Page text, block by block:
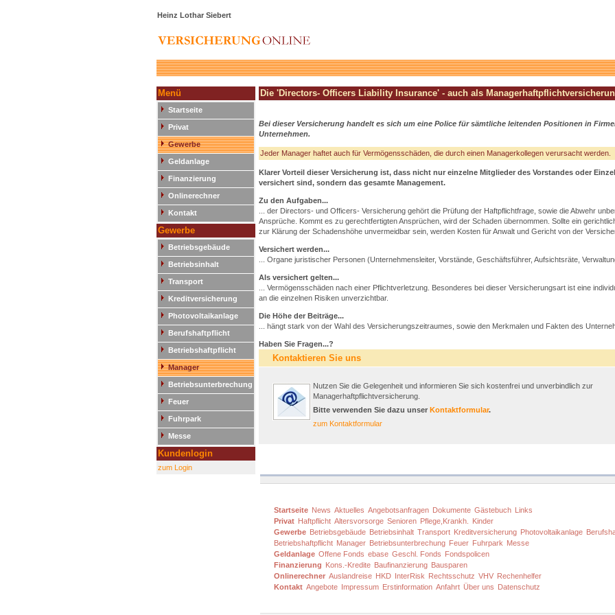
Heinz Lothar Siebert
Menü
Startseite
Privat
Gewerbe
Geldanlage
Finanzierung
Onlinerechner
Kontakt
Gewerbe
Betriebsgebäude
Betriebsinhalt
Transport
Kreditversicherung
Photovoltaikanlage
Berufshaftpflicht
Betriebshaftpflicht
Manager
Betriebsunterbrechung
Feuer
Fuhrpark
Messe
Kundenlogin
zum Login
Die 'Directors- Officers Liability Insurance' - auch als
Bei dieser Versicherung handelt es sich um eine Police für sämtliche leitenden Positionen in
Unternehmen.
Jeder Manager haftet auch für Vermögensschäden, die durch einen Managerkollegen verursacht werden.
Klarer Vorteil dieser Versicherung ist, dass nicht nur einzelne Mitglieder des Vorstandes oder
versichert sind, sondern das gesamte Management.
Zu den Aufgaben...
... der Directors- und Officers- Versicherung gehört die Prüfung der Haftpflichtfrage, sowie die Abwehr
Ansprüche. Kommt es zu gerechtfertigten Ansprüchen, wird der Schaden übernommen. Sollte ein
zur Klärung der Schadenshöhe unvermeidbar sein, werden Kosten für Anwalt und Gericht von der
Versichert werden...
... Organe juristischer Personen (Unternehmensleiter, Vorstände, Geschäftsführer, Aufsichtsräte,
Als versichert gelten...
... Vermögensschäden nach einer Pflichtverletzung. Besonderes bei dieser Versicherungsart ist eine
an die einzelnen Risiken unverzichtbar.
Die Höhe der Beiträge...
... hängt stark von der Wahl des Versicherungszeitraumes, sowie den Merkmalen und Fakten des
Haben Sie Fragen...?
Kontaktieren Sie uns
Nutzen Sie die Gelegenheit und informieren Sie sich kostenfrei und unverbindlich zur
Managerhaftpflichtversicherung.
Bitte verwenden Sie dazu unser Kontaktformular.
zum Kontaktformular
Startseite News Aktuelles Angebotsanfragen Dokumente Gästebuch Links
Privat Haftpflicht Altersvorsorge Senioren Pflege,Krankh.
Kinder
Gewerbe Betriebsgebäude Betriebsinhalt Transport Kreditversicherung Photovoltaikanlage
Betriebshaftpflicht Manager Betriebsunterbrechung Feuer Fuhrpark Messe
Geldanlage Offene Fonds ebase Geschl. Fonds Fondspolicen
Finanzierung Kons.-Kredite Baufinanzierung Bausparen
Onlinerechner Auslandreise HKD InterRisk Rechtsschutz VHV Rechenhelfer
Kontakt Angebote Impressum Erstinformation Anfahrt Über uns Datenschutz